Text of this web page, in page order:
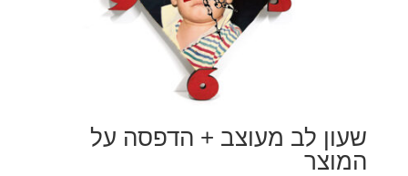
שעון לב מעוצב + הדפסה על
המוצר